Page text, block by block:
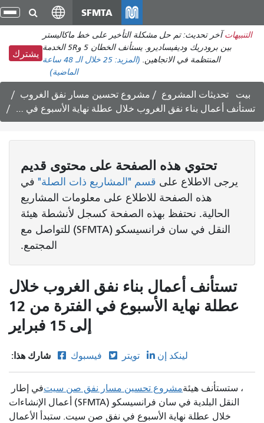
انتقل
إلى
المحتوى
الرئيسي
SFMTA
التنبيهات آخر تحديث: تم حل مشكلة التأخير على خط ماكاليستر
بين برودريك وديفيساديرو. يستأنف الخطان 5 و5R الخدمة
المنتظمة في الاتجاهين. (المزيد: 25
خلال الـ 48 ساعة
الماضية)
يشترك
بيت تحديثات المشروع
مشروع تحسين مسار نفق الغروب
تستأنف أعمال بناء نفق الغروب خلال عطلة نهاية الأسبوع في الفترة من 12 إلى 15 فبراير
تحتوي هذه الصفحة على محتوى قديم
يرجى الاطلاع على قسم "المشاريع ذات الصلة" في
هذه الصفحة للاطلاع على معلومات المشاريع
الحالية. نحتفظ بهذه الصفحة كسجل لأنشطة هيئة
النقل في سان فرانسيسكو (SFMTA) للتواصل مع
المجتمع.
تستأنف أعمال بناء نفق الغروب خلال
عطلة نهاية الأسبوع في الفترة من 12
إلى 15 فبراير
شارك هذا: فيسبوك تويتر لينكد إن
في إطارمشروع تحسين مسار نفق صن سيت، ستستأنف هيئة
النقل البلدية في سان فرانسيسكو (SFMTA) أعمال الإنشاءات
خلال عطلة نهاية الأسبوع في نفق صن سيت. ستبدأ الأعمال